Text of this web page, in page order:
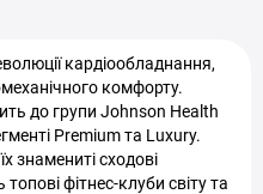
кардіообладнання,
комфорту.
до групи Johnson Health
Premium та Luxury.
знамениті сходові
фітнес-клуби світу та